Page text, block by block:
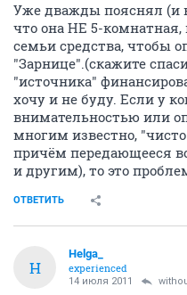
Уже дважды пояснял (и
что она НЕ 5-
семьи средства, чтобы
"Зарнице".(скажите
"источника"
хочу и не буду. Если у
внимательностью или
многим известно,
причём передающееся
и другим), то это
ОТВЕТИТЬ
H
Helga_
experienced
14 июля 2011